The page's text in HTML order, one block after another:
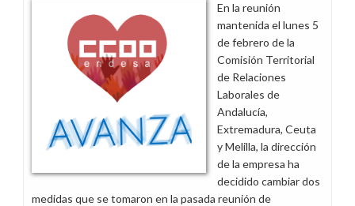
En la reunión
mantenida el lunes 5
de febrero de la
Comisión Territorial
de Relaciones
Laborales de
Andalucía,
Extremadura, Ceuta
y Melilla, la dirección
de la empresa ha
decidido cambiar dos
medidas que se tomaron en la pasada reunión de